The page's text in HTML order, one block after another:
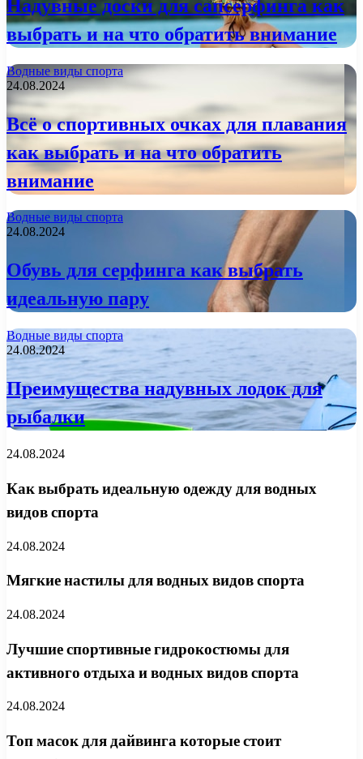
выбрать и на что обратить внимание
Водные виды спорта
24.08.2024
Всё о спортивных очках для плавания
как выбрать и на что обратить
внимание
Водные виды спорта
24.08.2024
Обувь для серфинга как выбрать
идеальную пару
Водные виды спорта
24.08.2024
Преимущества надувных лодок для
рыбалки
24.08.2024
Как выбрать идеальную одежду для водных
видов спорта
24.08.2024
Мягкие настилы для водных видов спорта
24.08.2024
Лучшие спортивные гидрокостюмы для
активного отдыха и водных видов спорта
24.08.2024
Топ масок для дайвинга которые стоит